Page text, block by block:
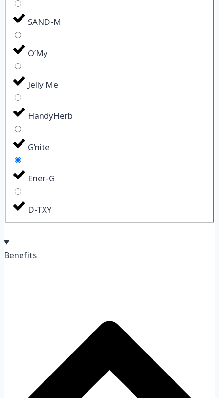
SAND-M
O’My
Jelly Me
HandyHerb
G’nite
Ener-G
D-TXY
Benefits